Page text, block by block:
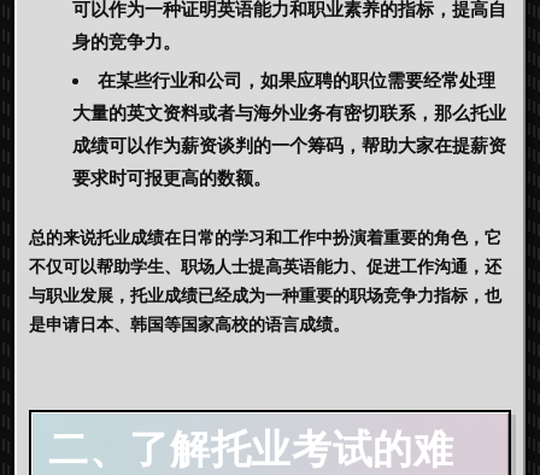
可以作为一种证明英语能力和职业素养的指标，提高自
身的竞争力。
在某些行业和公司，如果应聘的职位需要经常处理
大量的英文资料或者与海外业务有密切联系，那么托业
成绩可以作为薪资谈判的一个筹码，帮助大家在提薪资
要求时可报更高的数额。
总的来说托业成绩在日常的学习和工作中扮演着重要的角色，它
不仅可以帮助学生、职场人士提高英语能力、促进工作沟通，还
与职业发展，托业成绩已经成为一种重要的职场竞争力指标，也
是申请日本、韩国等国家高校的语言成绩。
二、了解托业考试的难